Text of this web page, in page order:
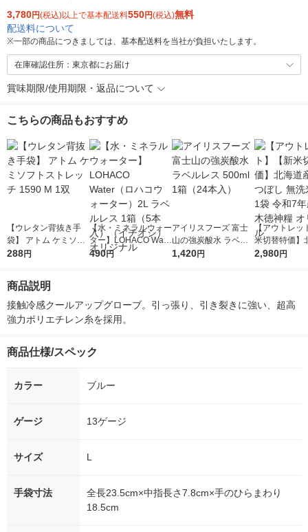
3,780円(税込)以上で基本配送料550円(税込)無料
配送料について
※一部の商品につきましては、基本配送料を当社が負担いたします。
在庫確認住所：東京都にお届け
賞味期限/使用期限・返品について
こちらの商品もおすすめ
【ウレタン背抜き手
袋】 アトム ケミソフ
トストレッチ 1590 M
288円
【水・ミネラルウォー
ター】LOHACO Wate
r（ロハコウォータ
490円
アイリスフーズ 富士
山の強炭酸水 ラベル
レス 500ml 1箱（24
1,420円
【アウトレッ
米切替特価】
ななつぼし 無
2,980円
商品説明
接触冷感クールアップグローブ。引っ張り、引き裂きに強い、超高
強力ポリエチレン糸を採用。
商品仕様/スペック
カラー ブルー
ゲージ 13ゲージ
サイズ L
手袋寸法
全長23.5cm×中指長さ7.8cm×手のひらまわり
18.5cm